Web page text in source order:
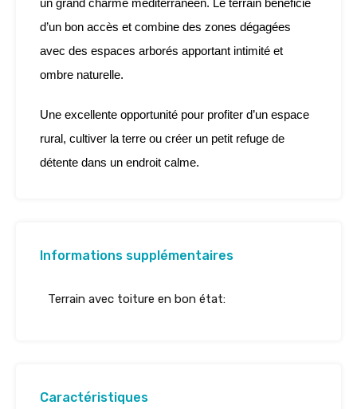
un grand charme méditerranéen. Le terrain bénéficie
d’un bon accès et combine des zones dégagées
avec des espaces arborés apportant intimité et
ombre naturelle.
Une excellente opportunité pour profiter d’un espace
rural, cultiver la terre ou créer un petit refuge de
détente dans un endroit calme.
Informations supplémentaires
Terrain avec toiture en bon état:
Caractéristiques